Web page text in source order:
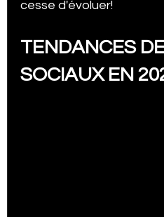
cesse d'évoluer!
TENDANCES
SOCIAUX EN